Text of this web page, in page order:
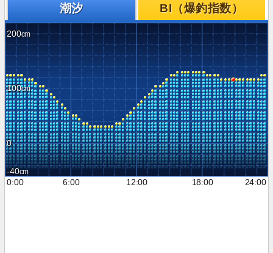
潮汐 BI（爆釣指数）
200
100
0
-40
0:00
6:00 12:00 18:00 24:00